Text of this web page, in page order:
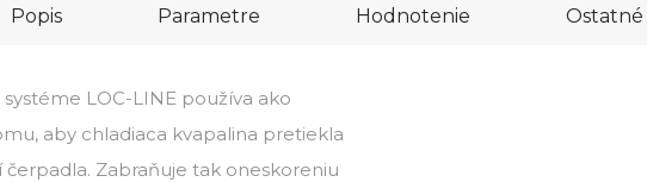
Popis Parametre Hodnotenie Ostatné
LOC-LINE používa ako
aby chladiaca kvapalina pretiekla
Zabraňuje tak oneskoreniu